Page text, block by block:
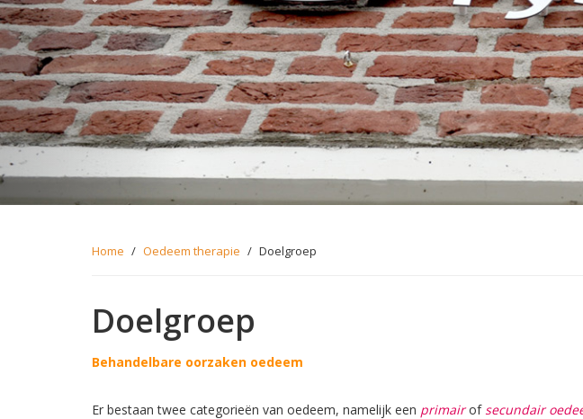
Home / Oedeem therapie / Doelgroep
Doelgroep
Behandelbare oorzaken oedeem
Er bestaan twee categorieën van oedeem, namelijk een primairofsecundair